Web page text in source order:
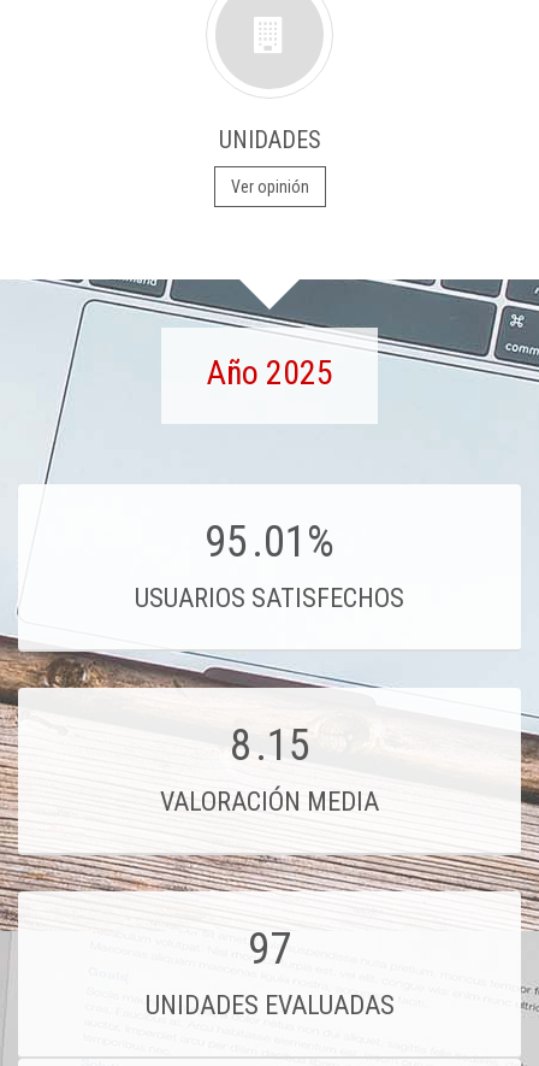
UNIDADES
Ver opinión
Año 2025
95.01%
USUARIOS SATISFECHOS
8.15
VALORACIÓN MEDIA
97
UNIDADES EVALUADAS